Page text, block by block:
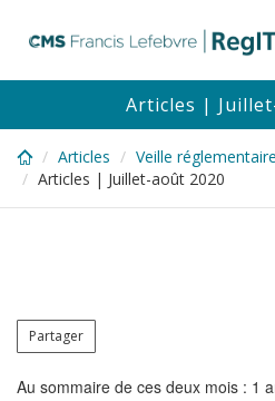
content
Articles |
Articles
Veille réglementaire
Articles | Juillet-août 2020
Partager
Au sommaire de ces deux mois : 1